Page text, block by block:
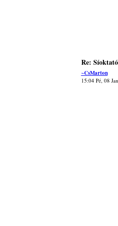
Re: Síoktató
~CsMarton
15:04 Pé, 08